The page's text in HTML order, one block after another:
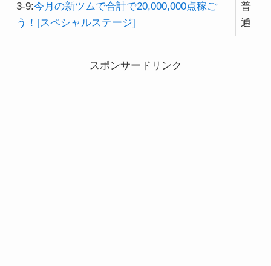
3-9:今月の新ツムで合計で20,000,000点稼ご
う！[スペシャルステージ]
普
通
スポンサードリンク